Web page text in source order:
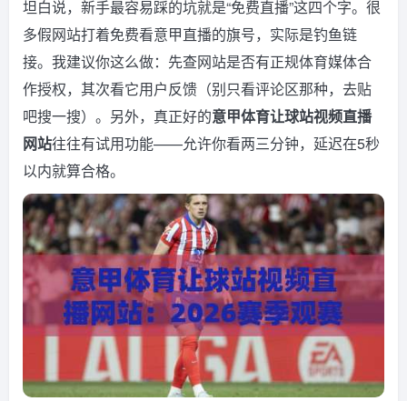
坦白说，新手最容易踩的坑就是“免费直播”这四个字。很
多假网站打着免费看意甲直播的旗号，实际是钓鱼链
接。我建议你这么做：先查网站是否有正规体育媒体合
作授权，其次看它用户反馈（别只看评论区那种，去贴
吧搜一搜）。另外，真正好的意甲体育让球站视频直播
网站往往有试用功能——允许你看两三分钟，延迟在5秒
以内就算合格。